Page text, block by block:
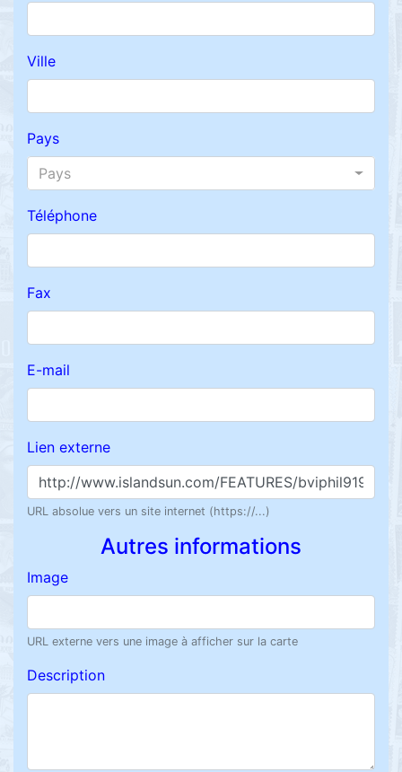
Ville
Pays
Pays
Téléphone
Fax
E-mail
Lien externe
URL absolue vers un site internet (https://...)
Autres informations
Image
URL externe vers une image à afficher sur la carte
Description